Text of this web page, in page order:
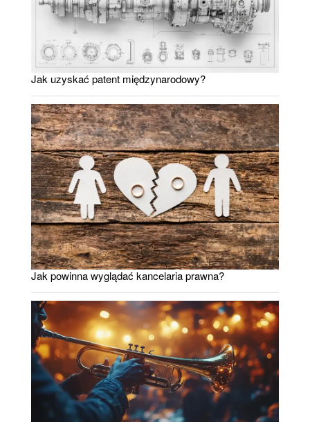
Jak uzyskać patent międzynarodowy?
Jak powinna wyglądać kancelaria prawna?